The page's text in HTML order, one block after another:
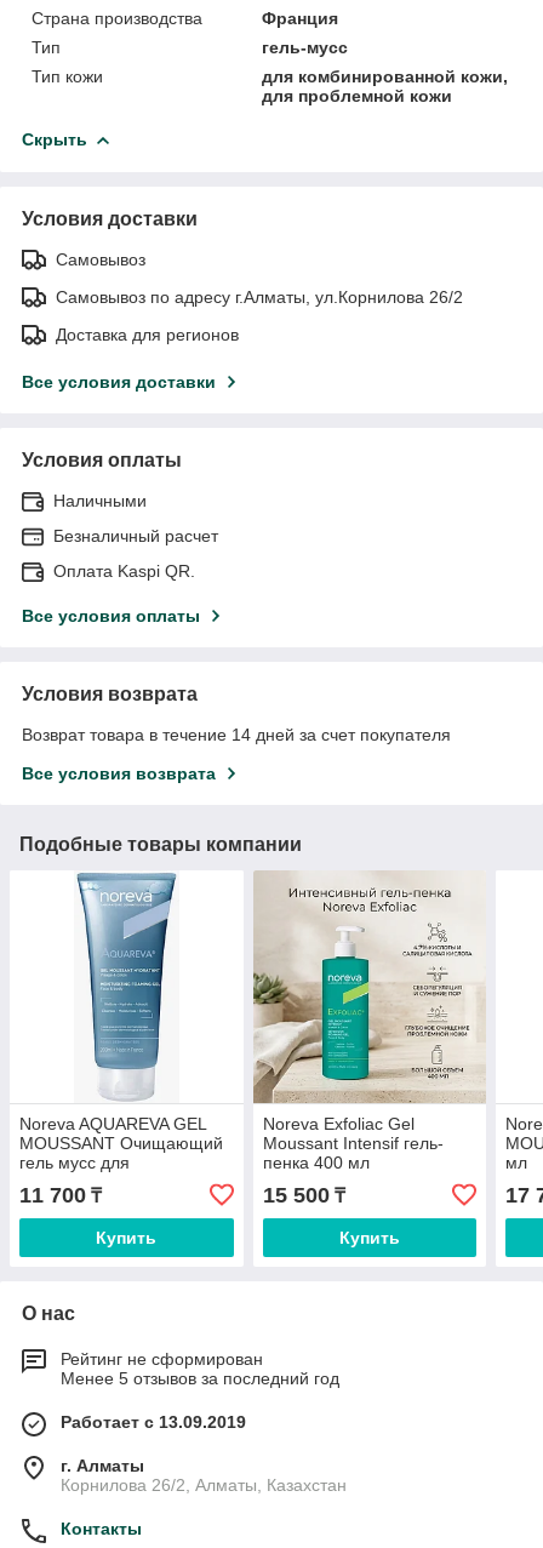
Страна производства
Франция
Тип
гель-мусс
Тип кожи
для комбинированной кожи,
для проблемной кожи
Скрыть
Условия доставки
Самовывоз
Самовывоз по адресу г.Алматы, ул.Корнилова 26/2
Доставка для регионов
Все условия доставки
Условия оплаты
Наличными
Безналичный расчет
Оплата Kaspi QR.
Все условия оплаты
Условия возврата
Возврат товара в течение 14 дней за счет покупателя
Все условия возврата
Подобные товары компании
Noreva AQUAREVA GEL
MOUSSANT Очищающий
гель мусс для
обезвоженной кожи гель-
мусс 200 мл
11 700 ₸
Купить
Noreva Exfoliac Gel
Moussant Intensif гель-
пенка 400 мл
15 500₸
Купить
мл
17
О нас
Рейтинг не сформирован
Менее 5 отзывов за последний год
Работает с 13.09.2019
г. Алматы
Корнилова 26/2, Алматы, Казахстан
Контакты